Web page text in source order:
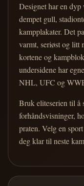
Designet har en
dempet gull,
kampplakater. Det
varmt, seriøst og litt
kortene og
undersidene har
NHL, UFC og
Bruk eliteserien til å
forhåndsvisninger,
praten. Velg en
deg klar til neste